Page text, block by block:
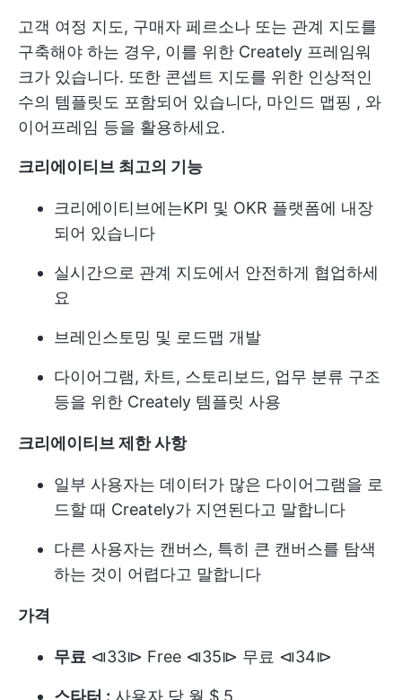
고객 여정 지도, 구매자 페르소나 또는 관계 지도를
구축해야 하는 경우, 이를 위한 Creately 프레임워
크가 있습니다. 또한 콘셉트 지도를 위한 인상적인
수의 템플릿도 포함되어 있습니다, 마인드 맵핑 , 와
이어프레임 등을 활용하세요.
크리에이티브 최고의 기능
크리에이티브에는KPI 및 OKR 플랫폼에 내장
되어 있습니다
실시간으로 관계 지도에서 안전하게 협업하세
요
브레인스토밍 및 로드맵 개발
다이어그램, 차트, 스토리보드, 업무 분류 구조
등을 위한 Creately 템플릿 사용
크리에이티브 제한 사항
일부 사용자는 데이터가 많은 다이어그램을 로
드할 때 Creately가 지연된다고 말합니다
다른 사용자는 캔버스, 특히 큰 캔버스를 탐색
하는 것이 어렵다고 말합니다
가격
무료 ⧏33⧐ Free ⧏35⧐ 무료 ⧏34⧐
스타터 : 사용자 당 월 $ 5